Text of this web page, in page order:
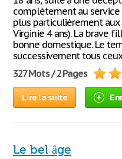
complètement au
plus particulièrement aux
Virginie 4 ans). La brave
bonne domestique. Le
successivement tous
327 Mots / 2 Pages
Lire la suite
Le bel âge